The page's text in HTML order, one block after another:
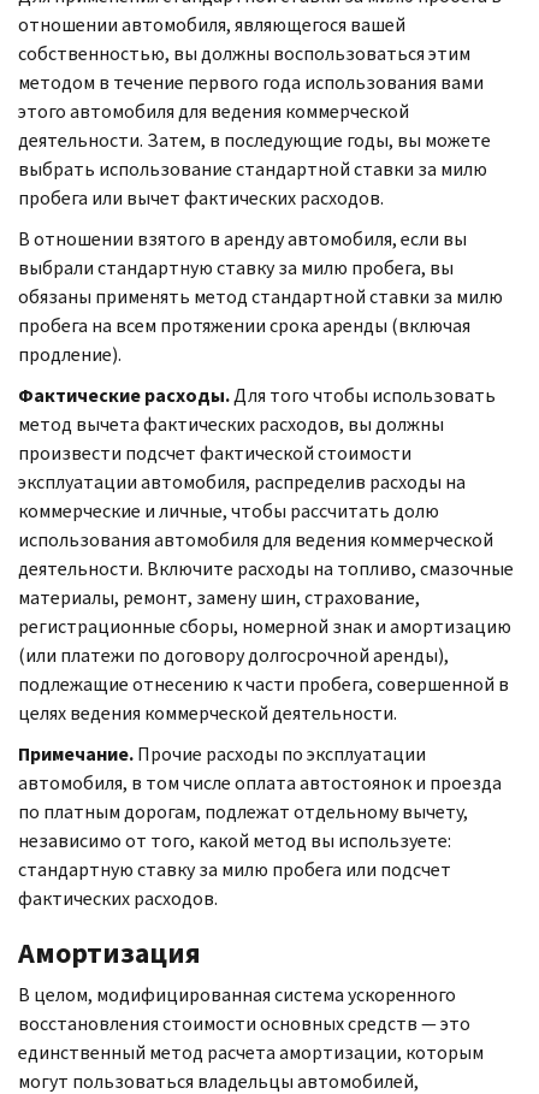
отношении автомобиля, являющегося вашей
собственностью, вы должны воспользоваться этим
методом в течение первого года использования вами
этого автомобиля для ведения коммерческой
деятельности. Затем, в последующие годы, вы можете
выбрать использование стандартной ставки за милю
пробега или вычет фактических расходов.
В отношении взятого в аренду автомобиля, если вы
выбрали стандартную ставку за милю пробега, вы
обязаны применять метод стандартной ставки за милю
пробега на всем протяжении срока аренды (включая
продление).
Фактические расходы.Для того чтобы использовать
метод вычета фактических расходов, вы должны
произвести подсчет фактической стоимости
эксплуатации автомобиля, распределив расходы на
коммерческие и личные, чтобы рассчитать долю
использования автомобиля для ведения коммерческой
деятельности. Включите расходы на топливо, смазочные
материалы, ремонт, замену шин, страхование,
регистрационные сборы, номерной знак и амортизацию
(или платежи по договору долгосрочной аренды),
подлежащие отнесению к части пробега, совершенной в
целях ведения коммерческой деятельности.
Примечание.Прочие расходы по эксплуатации
автомобиля, в том числе оплата автостоянок и проезда
по платным дорогам, подлежат отдельному вычету,
независимо от того, какой метод вы используете:
стандартную ставку за милю пробега или подсчет
фактических расходов.
Амортизация
В целом, модифицированная система ускоренного
восстановления стоимости основных средств — это
единственный метод расчета амортизации, которым
могут пользоваться владельцы автомобилей,